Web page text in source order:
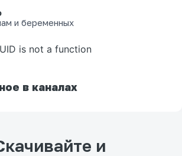
и беременных
странице
is not a function
в каналах
и